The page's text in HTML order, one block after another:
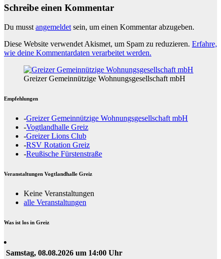
Schreibe einen Kommentar
Du musst angemeldet sein, um einen Kommentar abzugeben.
Diese Website verwendet Akismet, um Spam zu reduzieren. Erfahre,
wie deine Kommentardaten verarbeitet werden.
Greizer Gemeinnützige Wohnungsgesellschaft mbH
Empfehlungen
-Greizer Gemeinnützige Wohnungsgesellschaft mbH
-Vogtlandhalle Greiz
-Greizer Lions Club
-RSV Rotation Greiz
-Reußische Fürstenstraße
Veranstaltungen Vogtlandhalle Greiz
Keine Veranstaltungen
alle Veranstaltungen
Was ist los in Greiz
Samstag, 08.08.2026 um 14:00 Uhr